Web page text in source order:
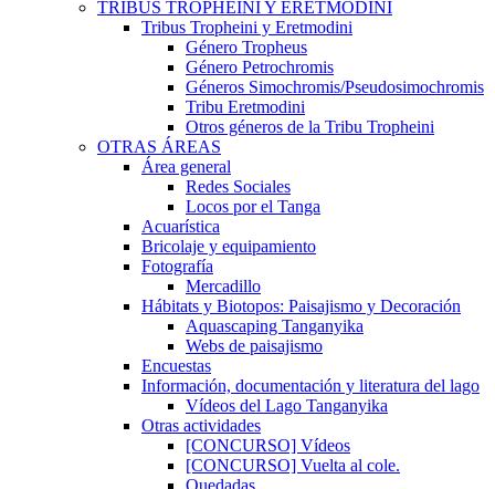
TRIBUS TROPHEINI Y ERETMODINI
Tribus Tropheini y Eretmodini
Género Tropheus
Género Petrochromis
Géneros Simochromis/Pseudosimochromis
Tribu Eretmodini
Otros géneros de la Tribu Tropheini
OTRAS ÁREAS
Área general
Redes Sociales
Locos por el Tanga
Acuarística
Bricolaje y equipamiento
Fotografía
Mercadillo
Hábitats y Biotopos: Paisajismo y Decoración
Aquascaping Tanganyika
Webs de paisajismo
Encuestas
Información, documentación y literatura del lago
Vídeos del Lago Tanganyika
Otras actividades
[CONCURSO] Vídeos
[CONCURSO] Vuelta al cole.